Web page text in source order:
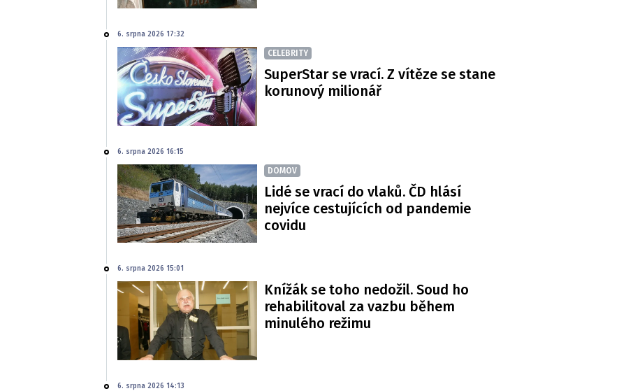
6. srpna 2026 17:32
CELEBRITY
SuperStar se vrací. Z vítěze se stane
korunový milionář
6. srpna 2026 16:15
DOMOV
Lidé se vrací do vlaků. ČD hlásí
nejvíce cestujících od pandemie
covidu
6. srpna 2026 15:01
Knížák se toho nedožil. Soud ho
rehabilitoval za vazbu během
minulého režimu
6. srpna 2026 14:13